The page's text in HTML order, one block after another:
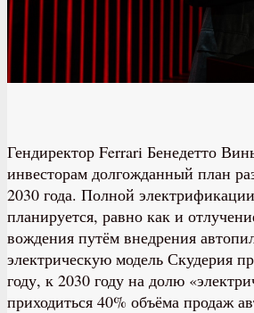
Гендиректор Ferrari Бенедетто
инвесторам долгожданный план
2030 года. Полной
планируется, равно как и
вождения путём внедрения
электрическую модель Скудерия
году, к 2030 году на долю
приходиться 40% объёма продаж